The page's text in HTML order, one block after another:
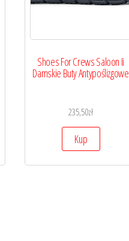
Shoes For Crews Saloon Ii
Damskie Buty Antypoślizgowe
235,50zł
Kup